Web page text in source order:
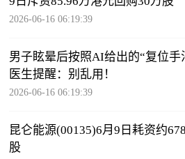
2026-06-16 06:19:39
男子眩晕后按照AI给出的“复位手
医生提醒：别乱用！
2026-06-16 06:19:39
昆仑能源(00135)6月9日耗资约
股